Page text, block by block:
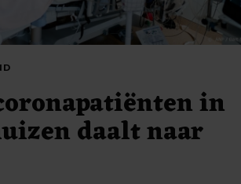
in
daalt naar